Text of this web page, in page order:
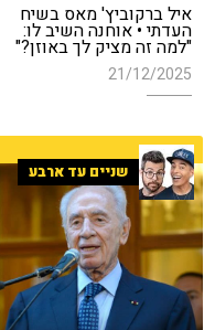
איל ברקוביץ' מאס בשיח
העדתי • אוחנה השיב לו:
"למה זה מציק לך באוזן?"
21/12/2025
שניים עד ארבע